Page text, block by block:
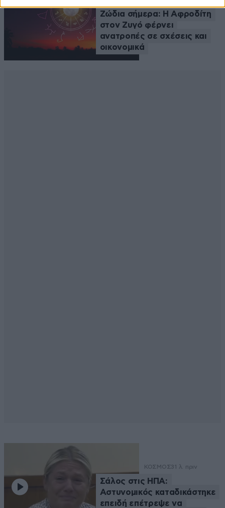
Ζώδια σήμερα: Η Αφροδίτη
στον Ζυγό φέρνει
ανατροπές σε σχέσεις και
οικονομικά
ΚΟΣΜΟΣ31 λ. πριν
Σάλος στις ΗΠΑ:
Αστυνομικός καταδικάστηκε
επειδή επέτρεψε να